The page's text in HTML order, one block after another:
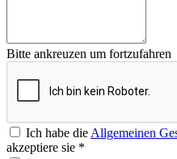
Bitte ankreuzen um fortzufahren
Ich habe die Allgemeinen
akzeptiere sie *